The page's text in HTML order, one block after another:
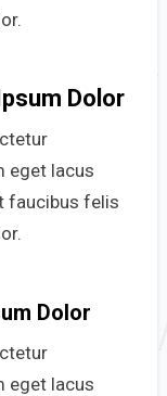
Dolor
eget lacus
faucibus felis
Dolor
eget lacus